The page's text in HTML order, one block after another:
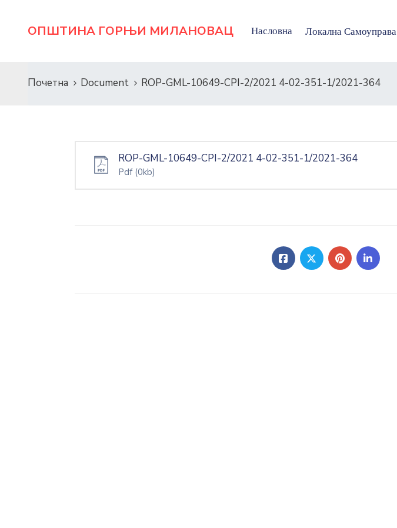
ОПШТИНА ГОРЊИ МИЛАНОВАЦ Насловна Локална Самоуправа
Почетна Document ROP-GML-10649-СРI-2/2021 4-02-351-1/2021-364
ROP-GML-10649-СРI-2/2021 4-02-351-1/2021-364
Pdf (0kb)